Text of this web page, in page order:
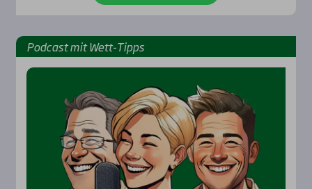
Pod­cast mit Wett-Tipps